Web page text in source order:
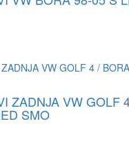
ZADNJA VW GOLF
SMO